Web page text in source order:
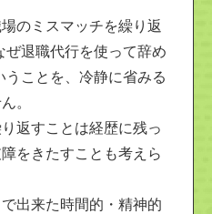
のミスマッチを繰り返
ぜ退職代行を使って辞め
うことを、冷静に省みる
。
返すことは経歴に残っ
をきたすことも考えら
出来た時間的・精神的